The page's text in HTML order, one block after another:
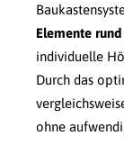
Elemente
individuelle
Durch das
ohne